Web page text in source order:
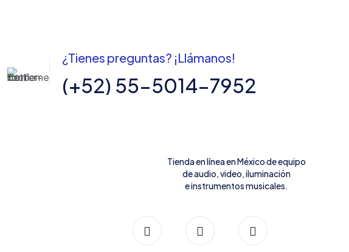
¿Tienes preguntas? ¡Llámanos!
(+52) 55-5014-7952
Tienda en línea en México de equipo
de audio, video, iluminación
e instrumentos musicales.